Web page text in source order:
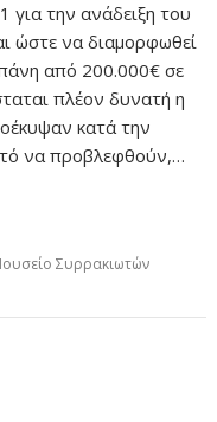
την ανάδειξη του
ώστε να διαμορφωθεί
από 200.000€ σε
πλέον δυνατή η
κατά την
να προβλεφθούν,…
Συρρακιωτών